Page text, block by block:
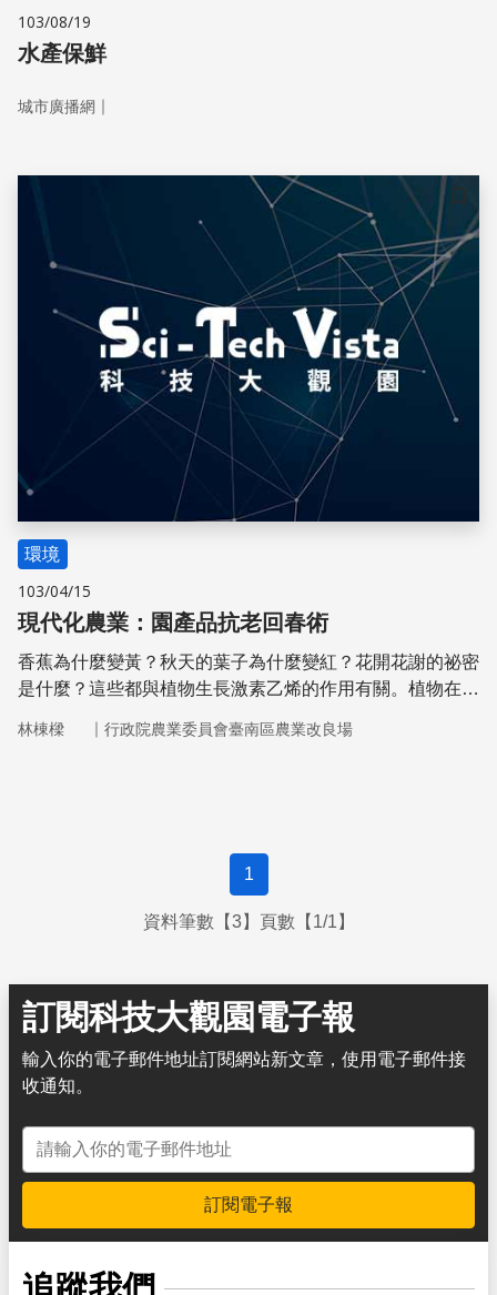
103/08/19
水產保鮮
城市廣播網 ｜
儲存
環境
103/04/15
現代化農業：園產品抗老回春術
香蕉為什麼變黃？秋天的葉子為什麼變紅？花開花謝的祕密
是什麼？這些都與植物生長激素乙烯的作用有關。植物在逆
自我催熟。
林棟樑 ｜ 行政院農業委員會臺南區農業改良場
1
資料筆數【3】頁數【1/1】
訂閱科技大觀園電子報
輸入你的電子郵件地址訂閱網站新文章，使用電子郵件接
收通知。
電子郵件地址
訂閱電子報